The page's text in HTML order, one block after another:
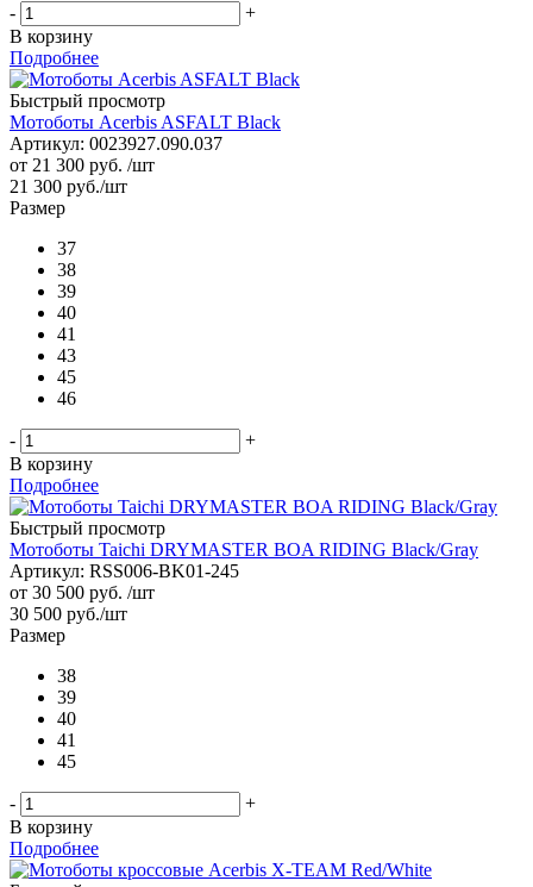
-
+
В корзину
Подробнее
Быстрый просмотр
Мотоботы Acerbis ASFALT Black
Артикул: 0023927.090.037
от 21 300 руб. /шт
21 300 руб./шт
Размер
37
38
39
40
41
43
45
46
-
+
В корзину
Подробнее
Быстрый просмотр
Мотоботы Taichi DRYMASTER BOA RIDING Black/Gray
Артикул: RSS006-BK01-245
от 30 500 руб. /шт
30 500 руб./шт
Размер
38
39
40
41
45
-
+
В корзину
Подробнее